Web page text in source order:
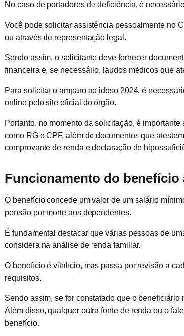
No caso de portadores de deficiência, é
Você pode solicitar assistência pessoalmente no
ou através de representação legal.
Sendo assim, o solicitante deve fornecer
financeira e, se necessário, laudos médicos que
Para solicitar o amparo ao idoso 2024, é
online pelo site oficial do órgão.
Portanto, no momento da solicitação, é
como RG e CPF, além de documentos que
comprovante de renda e declaração de
Funcionamento do benefício
O benefício concede um valor de um salário
pensão por morte aos dependentes.
É fundamental destacar que várias pessoas de
considera na análise de renda familiar.
O benefício é vitalício, mas passa por revisão a
requisitos.
Sendo assim, se for constatado que o
Além disso, qualquer outra fonte de renda ou o
benefício.